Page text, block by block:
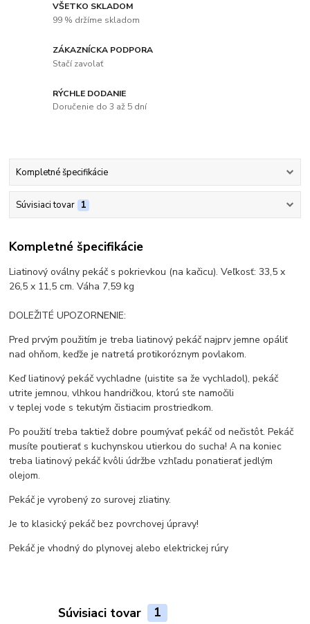
VŠETKO SKLADOM
99 % držíme skladom
ZÁKAZNÍCKA PODPORA
Stačí zavolať
RÝCHLE DODANIE
Doručenie do 3 až 5 dní
Kompletné špecifikácie
Súvisiaci tovar 1
Kompletné špecifikácie
Liatinový oválny pekáč s pokrievkou (na kačicu). Veľkosť: 33,5 x
26,5 x 11,5 cm. Váha 7,59 kg
DOLEŽITÉ UPOZORNENIE:
Pred prvým použitím je treba liatinový pekáč najprv jemne opáliť
nad ohňom, keďže je natretá protikoróznym povlakom.
Keď liatinový pekáč vychladne (uistite sa že vychladol), pekáč
utrite jemnou, vlhkou handričkou, ktorú ste namočili
v teplej vode s tekutým čistiacim prostriedkom.
Po použití treba taktiež dobre poumývať pekáč od nečistôt. Pekáč
musíte poutierať s kuchynskou utierkou do sucha! A na koniec
treba liatinový pekáč kvôli údržbe vzhľadu ponatierať jedlým
olejom.
Pekáč je vyrobený zo surovej zliatiny.
Je to klasický pekáč bez povrchovej úpravy!
Pekáč je vhodný do plynovej alebo elektrickej rúry
Súvisiaci tovar 1